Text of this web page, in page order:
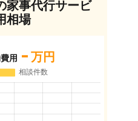
家事代行サービ
相場
用 - 万円